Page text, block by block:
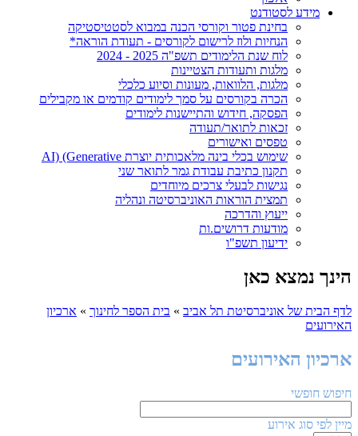
מידע לסטודנט
בחינת פטור וקורסי הכנה במבוא לסטטיסטיקה
הנחיות ולוז לרישום לקורסים - תעודת הוראה*
לוח שנת הלימודים תשפ"ה 2025 - 2024
מלגות ותעודות הצטיינות
מלגות, הלוואות, מעונות וסיוע כלכלי
הכרה בקורסים על סמך לימודים קודמים או מקבילים
הפסקה, חידוש והתיישנות לימודים
זכאות לתואר/תעודה
טפסים ואישורים
שימוש בכלי בינה מלאכותית יוצרת AI) (Generative
תקנון כתיבת עבודת גמר לתואר שני
נגישות לבעלי צרכים מיוחדים
תמצית הוראות האוניברסיטה ונהליה
ייעוץ והדרכה
מודעות דרושים.ות
ידיעון תשפ"ו
הינך נמצא כאן
לדף הבית של אוניברסיטת תל אביב » בית הספר לחינוך » ארכיון
האירועים
ארכיון האירועים
חיפוש חופשי
מיין לפי סוג אירוע